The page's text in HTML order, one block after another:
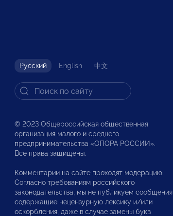
Русский English 中文
© 2023 Общероссийская общественная
организация малого и среднего
предпринимательства «ОПОРА РОССИИ».
Все права защищены.
Комментарии на сайте проходят модерацию.
Согласно требованиям российского
законодательства, мы не публикуем сообщения,
содержащие нецензурную лексику и/или
оскорбления, даже в случае замены букв